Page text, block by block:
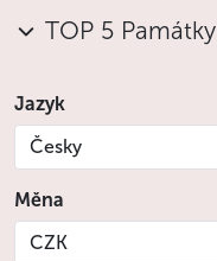
TOP 5 Památky
Jazyk
Česky
Měna
CZK